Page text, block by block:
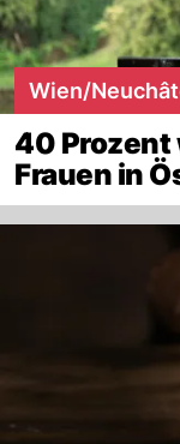
Wien/
40 Prozent
Frauen in